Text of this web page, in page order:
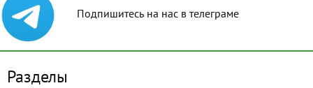
Подпишитесь на нас в телеграме
Разделы